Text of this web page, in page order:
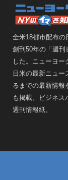
全米18都市配布の
創刊50年の「週刊
した。ニューヨ
日米の最新ニュー
るまでの最新情報
も掲載。ビジネス
週刊情報紙。